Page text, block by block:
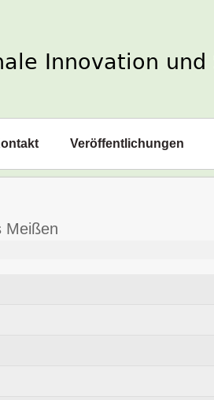
Veröffentlichungen
Meißen